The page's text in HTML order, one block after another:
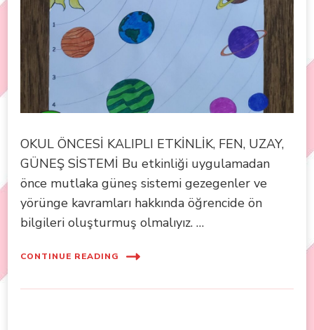
OKUL ÖNCESİ KALIPLI ETKİNLİK, FEN, UZAY,
GÜNEŞ SİSTEMİ Bu etkinliği uygulamadan
önce mutlaka güneş sistemi gezegenler ve
yörünge kavramları hakkında öğrencide ön
bilgileri oluşturmuş olmalıyız. …
CONTINUE READING